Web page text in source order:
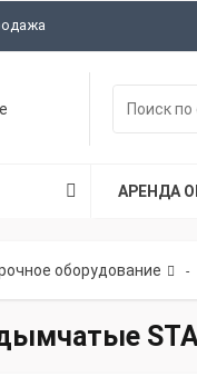
АРЕНДА
оборудование -